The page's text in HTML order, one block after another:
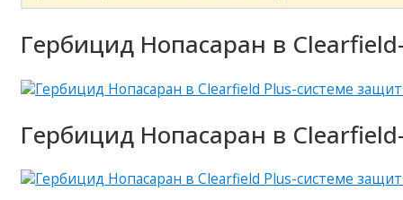
Гербицид Нопасаран в
Гербицид Нопасаран в